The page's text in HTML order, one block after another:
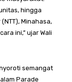
hingga
Minahasa,
ini,” ujar Wali
semangat
Parade